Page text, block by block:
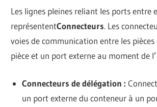
Les lignes pleines reliant les ports entre
représententConnecteurs. Les
voies de communication entre les
pièce et un port externe au moment de
Connecteurs de délégation :
un port externe du conteneur à un